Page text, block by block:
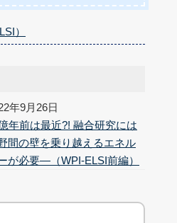
）
年9月26日
年前は最近?! 融合研究には
間の壁を乗り越えるエネル
が必要―（WPI-ELSI前編）